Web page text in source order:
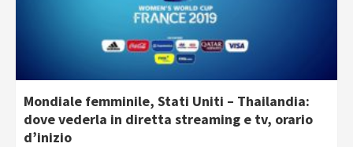
Mondiale femminile, Stati Uniti – Thailandia:
dove vederla in diretta streaming e tv, orario
d’inizio